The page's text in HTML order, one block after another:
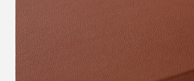
作業が終わったら、そのままノ
て、軽やかに移動！